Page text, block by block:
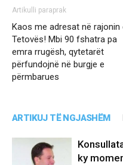
Artikulli paraprak
Kaos me adresat në rajonin
Tetovës! Mbi 90 fshatra pa
emra rrugësh, qytetarët
përfundojnë në burgje e
përmbarues
ARTIKUJ TË NGJASHËM
ky